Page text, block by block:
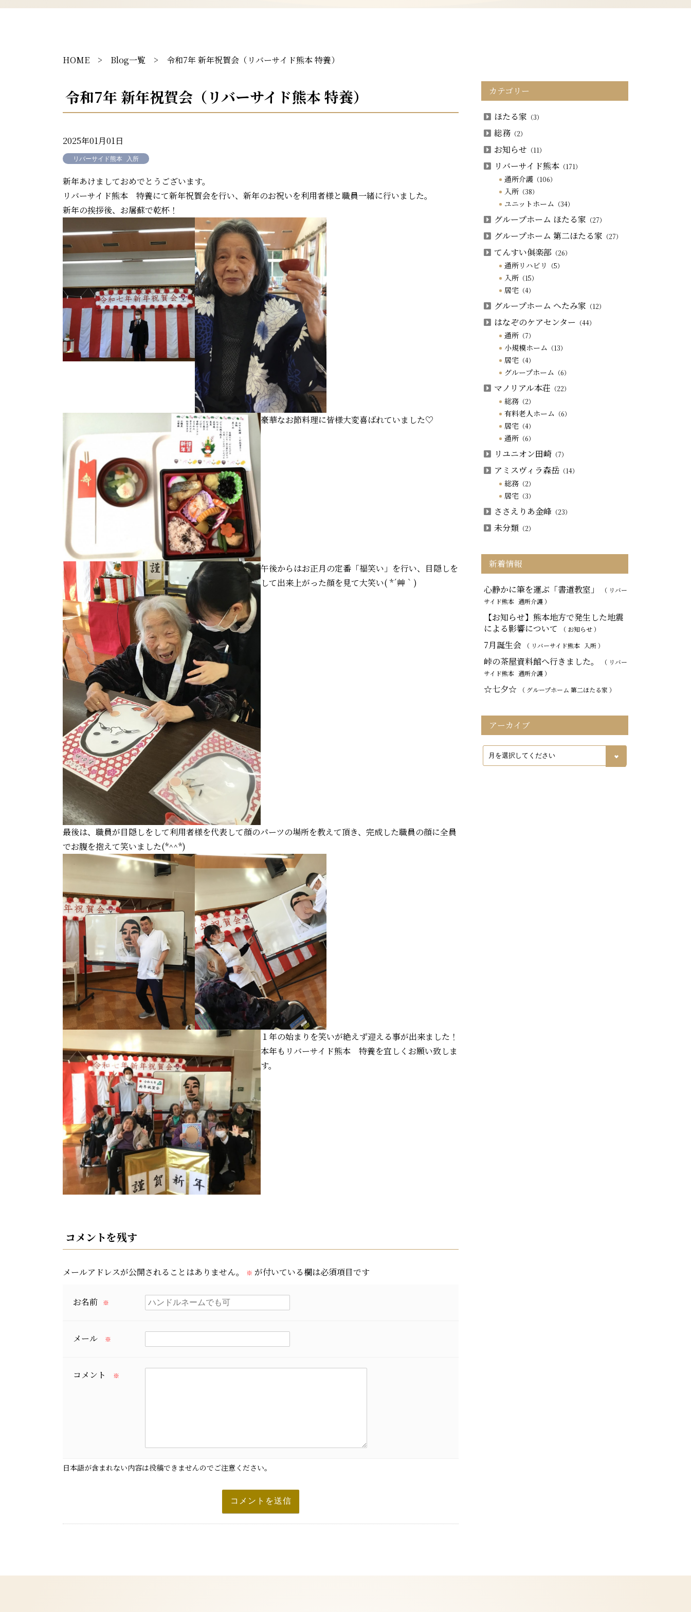
HOME > Blog一覧 > 令和7年 新年祝賀会（リバーサイド熊本 特養）
令和7年 新年祝賀会（リバーサイド熊本 特養）
2025年01月01日
リバーサイド熊本 入所
新年あけましておめでとうございます。
リバーサイド熊本 特養にて新年祝賀会を行い、新年のお祝いを利用者様と職員一緒に行いました。
新年の挨拶後、お屠蘇で乾杯！
豪華なお節料理に皆様大変喜ばれていました♡
午後からはお正月の定番「福笑い」を行い、目隠しを
して出来上がった顔を見て大笑い( *´艸｀)
最後は、職員が目隠しをして利用者様を代表して顔のパーツの場所を教えて頂き、完成した職員の顔に全員
でお腹を抱えて笑いました(*^^*)
１年の始まりを笑いが絶えず迎える事が出来ました！
本年もリバーサイド熊本 特養を宜しくお願い致しま
す。
コメントを残す
メールアドレスが公開されることはありません。 ※ が付いている欄は必須項目です
お名前 ※
メール ※
コメント ※
日本語が含まれない内容は投稿できませんのでご注意ください。
カテゴリー
ほたる家 （3）
総務 （2）
お知らせ （11）
リバーサイド熊本 （171）
通所介護 （106）
入所 （38）
ユニットホーム （34）
グループホーム ほたる家 （27）
グループホーム 第二ほたる家 （27）
てんすい俱楽部 （26）
通所リハビリ （5）
入所 （15）
居宅 （4）
グループホーム へたみ家 （12）
はなぞのケアセンター （44）
通所 （7）
小規模ホーム （13）
居宅 （4）
グループホーム （6）
マノリアル本荘 （22）
総務 （2）
有料老人ホーム （6）
居宅 （4）
通所 （6）
リユニオン田崎 （7）
アミスヴィラ森岳 （14）
総務 （2）
居宅 （3）
ささえりあ金峰 （23）
未分類 （2）
新着情報
心静かに筆を運ぶ「書道教室」
（ リバー
サイド熊本 通所介護）
【お知らせ】熊本地方で発生した地震
による影響について
（ お知らせ ）
7月誕生会 （ リバーサイド熊本 入所）
峠の茶屋資料館へ行きました。
（ リバー
サイド熊本 通所介護）
☆七夕☆ （ グループホーム 第二ほたる家 ）
アーカイブ